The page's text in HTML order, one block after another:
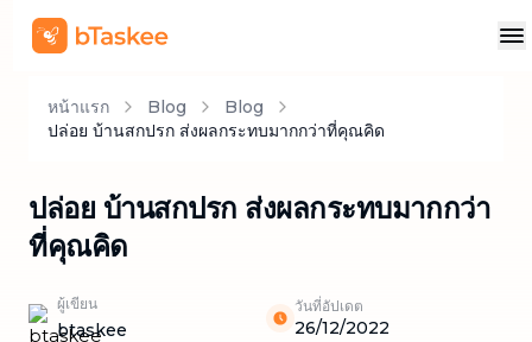
หน้าแรก Blog
Blog
ปล่อย บ้านสกปรก ส่งผลกระทบมากกว่าที่คุณคิด
ปล่อย บ้านสกปรก ส่งผลกระทบมากกว่า
ที่คุณคิด
ผู้เขียน
btaskee
วันที่อัปเดต
26/12/2022